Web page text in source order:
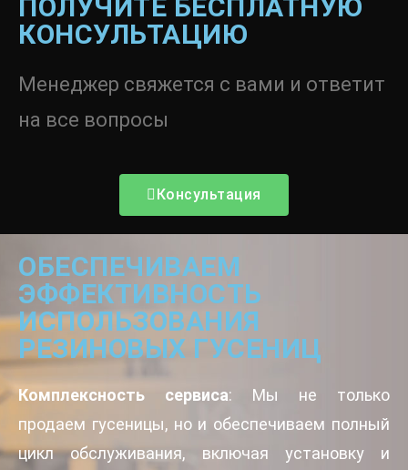
ПОЛУЧИТЕ БЕСПЛАТНУЮ
КОНСУЛЬТАЦИЮ
Менеджер свяжется с вами и ответит
на все вопросы
Консультация
ОБЕСПЕЧИВАЕМ
ЭФФЕКТИВНОСТЬ
ИСПОЛЬЗОВАНИЯ
РЕЗИНОВЫХ ГУСЕНИЦ
Комплексность сервиса: Мы не только
продаем гусеницы, но и обеспечиваем полный
цикл обслуживания, включая установку и